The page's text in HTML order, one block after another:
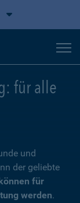
für alle
und
der geliebte
für
werden.